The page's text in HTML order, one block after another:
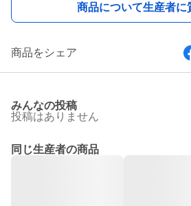
商品について生産者に
商品をシェア
みんなの投稿
投稿はありません
同じ生産者の商品